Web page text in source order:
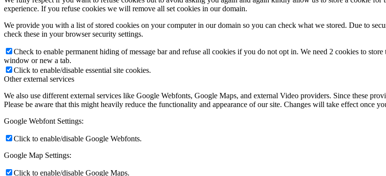
experience. If you refuse cookies we will remove all set cookies in our domain.
We provide you with a list of stored cookies on your computer in our domain so you can check what we stored. Due to
check these in your browser security settings.
Check to enable permanent hiding of message bar and refuse all cookies if you do not opt in. We need 2 cookies to
window or new a tab.
Click to enable/disable essential site cookies.
Other external services
We also use different external services like Google Webfonts, Google Maps, and external Video providers. Since these
Please be aware that this might heavily reduce the functionality and appearance of our site. Changes will take effect once
Google Webfont Settings:
Click to enable/disable Google Webfonts.
Google Map Settings:
Click to enable/disable Google Maps.